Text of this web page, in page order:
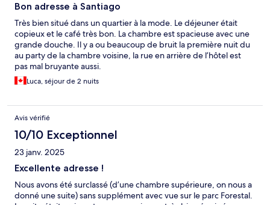
Bon adresse à Santiago
Très bien situé dans un quartier à la mode. Le déjeuner était
copieux et le café très bon. La chambre est spacieuse avec une
grande douche. Il y a ou beaucoup de bruit la première nuit du
au party de la chambre voisine, la rue en arrière de l’hôtel est
pas mal bruyante aussi.
Luca, séjour de 2 nuits
Avis vérifié
10/10 Exceptionnel
23 janv. 2025
Excellente adresse !
Nous avons été surclassé (d’une chambre supérieure, on nous a
donné une suite) sans supplément avec vue sur le parc Forestal.